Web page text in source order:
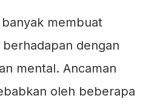
membuat
dengan
mental. Ancaman
oleh beberapa